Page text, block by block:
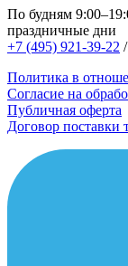
По будням
праздничные дни
+7 (495) 921-39-22 /
Политика в
Согласие на
Публичная оферта
Договор поставки